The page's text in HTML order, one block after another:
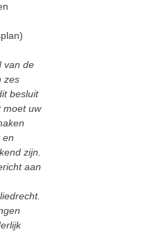
van de
zes
besluit
moet uw
en
zijn.
aan